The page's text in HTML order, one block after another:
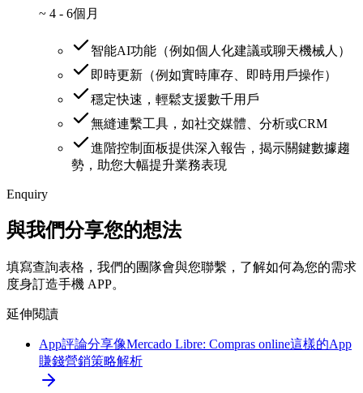
~ 4 - 6個月
智能AI功能（例如個人化建議或聊天機械人）
即時更新（例如實時庫存、即時用戶操作）
穩定快速，輕鬆支援數千用戶
無縫連繫工具，如社交媒體、分析或CRM
進階控制面板提供深入報告，揭示關鍵數據趨
勢，助您大幅提升業務表現
Enquiry
與我們分享您的想法
填寫查詢表格，我們的團隊會與您聯繫，了解如何為您的需求
度身訂造手機 APP。
延伸閱讀
App評論分享像Mercado Libre: Compras online這樣的App
賺錢營銷策略解析